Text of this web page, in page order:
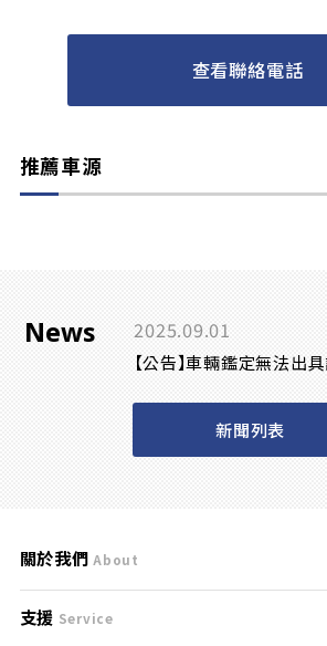
查看聯絡電話
推薦車源
News 2025.09.01
【公告】車輛鑑定無法出
新聞列表
關於我們 About
刊登規範
支援 Service